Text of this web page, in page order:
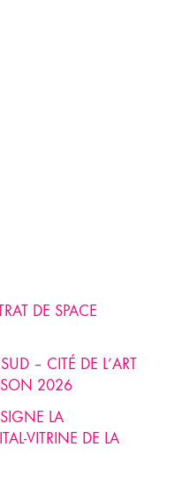
DE SPACE
– CITÉ DE L’ART
2026
LA
VITRINE DE LA